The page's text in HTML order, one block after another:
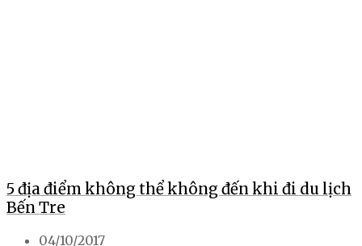
5 địa điểm không thể không đến khi đi du lịch
Bến Tre
04/10/2017